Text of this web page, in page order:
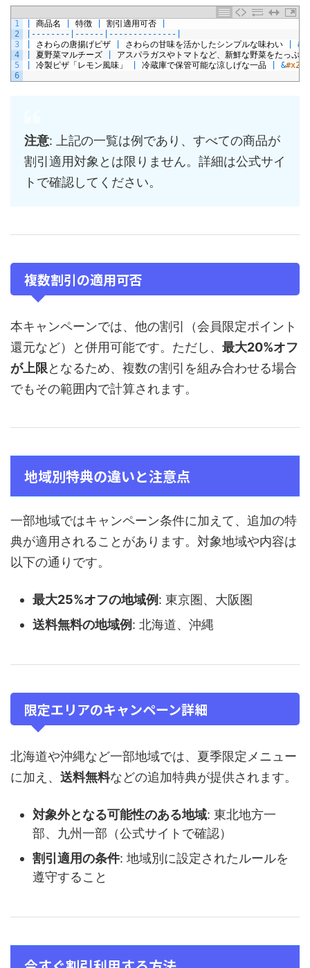
1
2
3
4
5
6
商品名 特徴 割引適用可否
-- -- -- -- -- -- -- -- -- -- -- -- -- --
さわらの唐揚げピザ さわらの甘味を活かしたシンプルな味わい &
夏野菜マルチーズ
アスパラガスやトマトなど、新鮮な野菜をたっぷ
冷製ピザ「レモン風味」 冷蔵庫で保管可能な涼しげな一品 &
注意: 上記の一覧は例であり、すべての商品が
割引適用対象とは限りません。詳細は公式サイ
トで確認してください。
複数割引の適用可否
本キャンペーンでは、他の割引（会員限定ポイント
還元など）と併用可能です。ただし、 最大20%オフ
が上限となるため、複数の割引を組み合わせる場合
でもその範囲内で計算されます。
地域別特典の違いと注意点
一部地域ではキャンペーン条件に加えて、追加の特
典が適用されることがあります。対象地域や内容は
以下の通りです。
最大25%オフの地域例: 東京圏、大阪圏
送料無料の地域例: 北海道、沖縄
限定エリアのキャンペーン詳細
北海道や沖縄など一部地域では、夏季限定メニュー
に加え、 送料無料などの追加特典が提供されます。
対象外となる可能性のある地域: 東北地方一
部、九州一部（公式サイトで確認）
割引適用の条件: 地域別に設定されたルールを
遵守すること